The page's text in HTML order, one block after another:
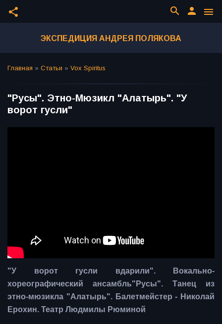
share menu
person
search
ЭКСПЕДИЦИЯ АНДРЕЯ ПОЛЯКОВА
Главная » Статьи » Vox Spiritus
"Русы". Этно-Мюзикл "Алатырь". "У
ворот гусли"
"У ворот гусли вдарили". Вокально-
хореографический ансамбль"Русы". Танец из
этно-мюзикла "Алатырь". Балетмейстер - Николай
Ерохин. Театр Людмилы Рюминой